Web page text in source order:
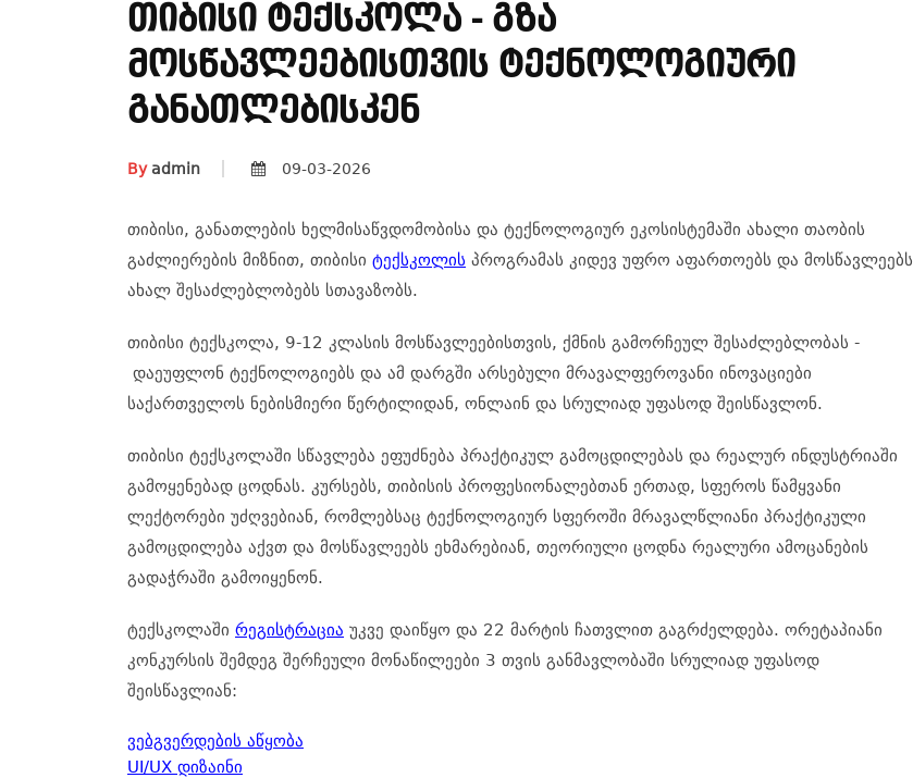
Თიბისი Ტექსკოლა - Გზა
Მოსწავლეებისთვის Ტექნოლოგიური
Განათლებისკენ
Byadmin 09-03-2026
თიბისი, განათლების ხელმისაწვდომობისა და ტექნოლოგიურ ეკოსისტემაში ახალი თაობის
გაძლიერების მიზნით, თიბისი ტექსკოლის პროგრამას კიდევ უფრო აფართოებს და მოსწავლეებს
ახალ შესაძლებლობებს სთავაზობს.
თიბისი ტექსკოლა, 9-12 კლასის მოსწავლეებისთვის, ქმნის გამორჩეულ შესაძლებლობას -
დაეუფლონ ტექნოლოგიებს და ამ დარგში არსებული მრავალფეროვანი ინოვაციები
საქართველოს ნებისმიერი წერტილიდან, ონლაინ და სრულიად უფასოდ შეისწავლონ.
თიბისი ტექსკოლაში სწავლება ეფუძნება პრაქტიკულ გამოცდილებას და რეალურ ინდუსტრიაში
გამოყენებად ცოდნას. კურსებს, თიბისის პროფესიონალებთან ერთად, სფეროს წამყვანი
ლექტორები უძღვებიან, რომლებსაც ტექნოლოგიურ სფეროში მრავალწლიანი პრაქტიკული
გამოცდილება აქვთ და მოსწავლეებს ეხმარებიან, თეორიული ცოდნა რეალური ამოცანების
გადაჭრაში გამოიყენონ.
ტექსკოლაში რეგისტრაცია უკვე დაიწყო და 22 მარტის ჩათვლით გაგრძელდება. ორეტაპიანი
კონკურსის შემდეგ შერჩეული მონაწილეები 3 თვის განმავლობაში სრულიად უფასოდ
შეისწავლიან:
ვებგვერდების აწყობა
UI/UX დიზაინი